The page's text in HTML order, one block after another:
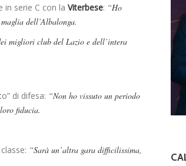
in serie C con la Viterbese: “Ho
dell’Albalonga.
migliori club del Lazio e dell’intera
di difesa: “Non ho vissuto un periodo
fiducia.
“Sarà un’altra gara difficilissima,